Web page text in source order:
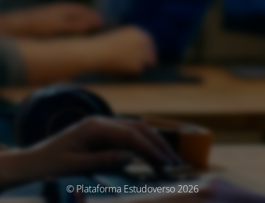
© Plataforma Estudoverso 2026